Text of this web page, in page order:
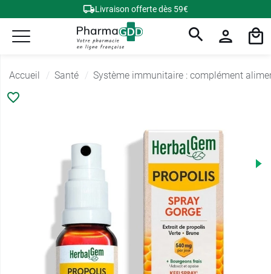
Livraison offerte dès 59€
Accueil Santé Système immunitaire : complément